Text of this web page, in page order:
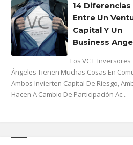
14 Diferencias
Entre Un
Capital Y Un
Business
Los VC E Inversores
Ángeles Tienen Muchas Cosas En
Ambos Invierten Capital De Riesgo,
Hacen A Cambio De Participación Ac...